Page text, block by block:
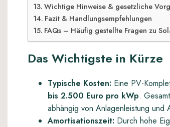
Wichtige Hinweise & gesetzliche
Fazit & Handlungsempfehlungen
FAQs – Häufig gestellte Fragen zu
Das Wichtigste in Kürze
Typische Kosten: Eine PV-
bis 2.500 Euro pro kWp.
abhängig von Anlagenleistung und
Amortisationszeit: Durch hohe